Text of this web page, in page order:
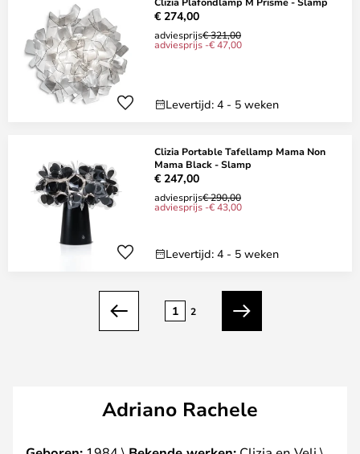
€ 274,00
adviesprijs€ 321,00
adviesprijs -€ 47,00
Levertijd: 4 - 5 weken
Clizia Portable Tafellamp Mama Non
Mama Black - Slamp
€ 247,00
adviesprijs€ 290,00
adviesprijs -€ 43,00
Levertijd: 4 - 5 weken
Vorige
1 2
Volgende
Adriano Rachele